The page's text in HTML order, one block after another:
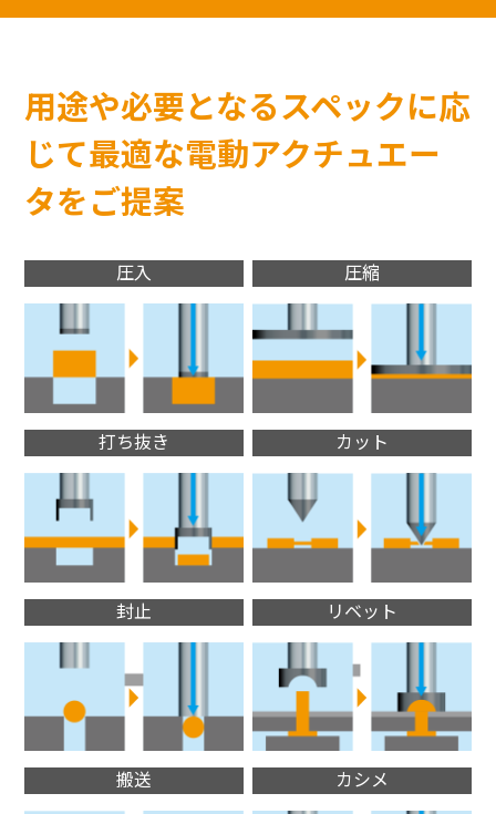
用途や必要となるスペックに応
じて最適な電動アクチュエー
タをご提案
圧入 圧縮
打ち抜き カット
封止 リベット
搬送 カシメ